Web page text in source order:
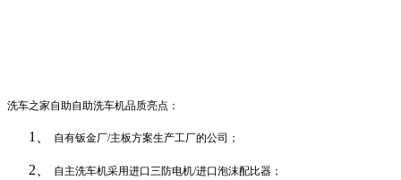
洗车之家自助自助洗车机品质亮点：
1、 自有钣金厂/主板方案生产工厂的公司；
2、 自主洗车机采用进口三防电机/进口泡沫配比器；